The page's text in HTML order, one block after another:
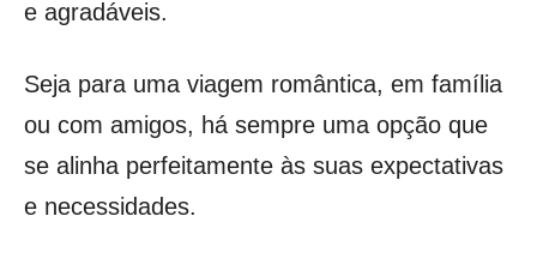
e agradáveis.
Seja para uma viagem romântica, em família
ou com amigos, há sempre uma opção que
se alinha perfeitamente às suas expectativas
e necessidades.